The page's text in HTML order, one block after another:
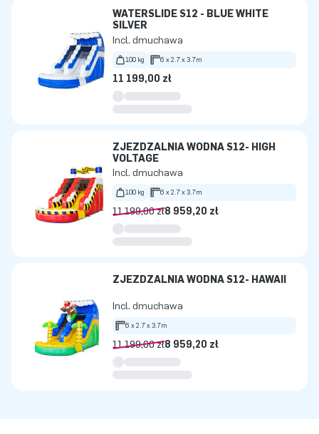
WATERSLIDE S12 - BLUE WHITE
SILVER
Incl. dmuchawa
100 kg 6 x 2.7 x 3.7m
11 199,00 zł
ZJEŻDŻALNIA WODNA S12- HIGH
VOLTAGE
Incl. dmuchawa
100 kg 6 x 2.7 x 3.7m
11 199,00 zł8 959,20 zł
ZJEŻDŻALNIA WODNA S12- HAWAII
Incl. dmuchawa
6 x 2.7 x 3.7m
11 199,00 zł8 959,20 zł